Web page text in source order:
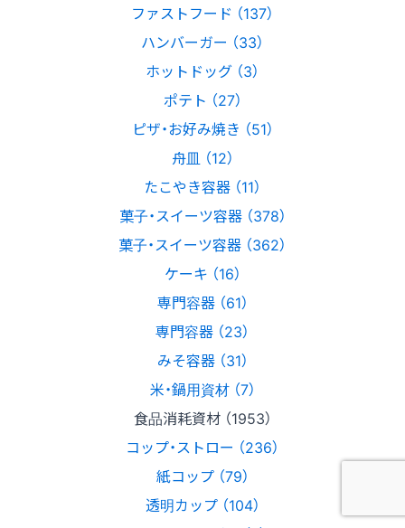
ファストフード （137）
ハンバーガー （33）
ホットドッグ （3）
ポテト （27）
ピザ・お好み焼き （51）
舟皿 （12）
たこやき容器 （11）
菓子・スイーツ容器 （378）
菓子・スイーツ容器 （362）
ケーキ （16）
専門容器 （61）
専門容器 （23）
みそ容器 （31）
米・鍋用資材 （7）
食品消耗資材 （1953）
コップ・ストロー （236）
紙コップ （79）
透明カップ （104）